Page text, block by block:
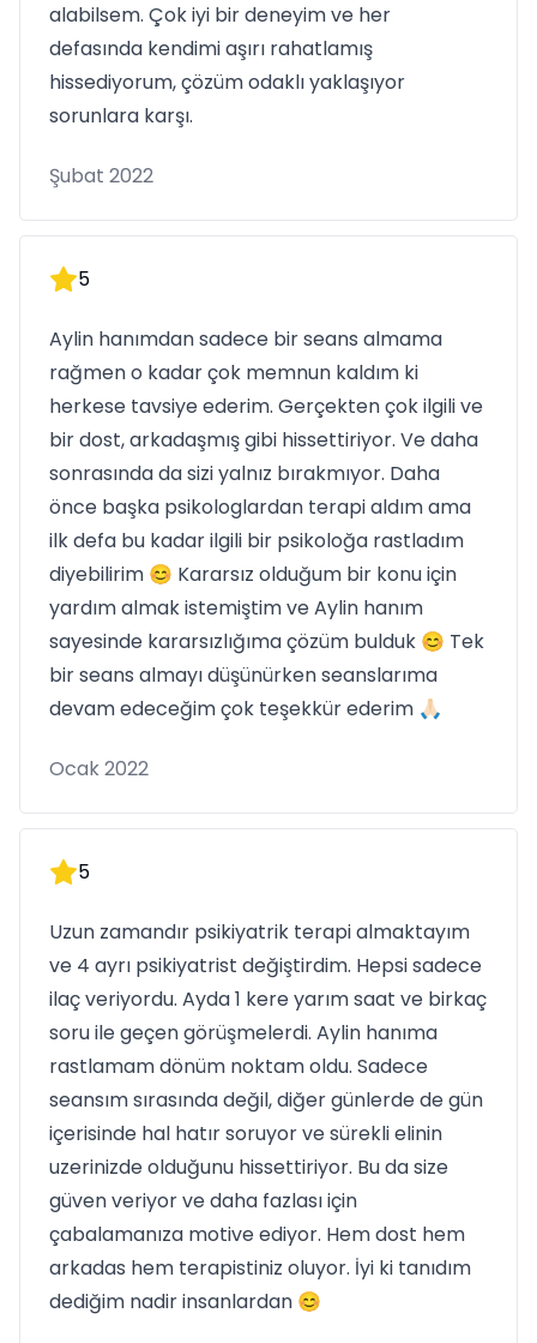
alabilsem. Çok iyi bir deneyim ve her
defasında kendimi aşırı rahatlamış
hissediyorum, çözüm odaklı yaklaşıyor
sorunlara karşı.
Şubat 2022
5
Aylin hanımdan sadece bir seans almama
rağmen o kadar çok memnun kaldım ki
herkese tavsiye ederim. Gerçekten çok ilgili ve
bir dost, arkadaşmış gibi hissettiriyor. Ve daha
sonrasında da sizi yalnız bırakmıyor. Daha
önce başka psikologlardan terapi aldım ama
ilk defa bu kadar ilgili bir psikoloğa rastladım
diyebilirim 😊 Kararsız olduğum bir konu için
yardım almak istemiştim ve Aylin hanım
sayesinde kararsızlığıma çözüm bulduk 😊 Tek
bir seans almayı düşünürken seanslarıma
devam edeceğim çok teşekkür ederim 🙏🏻
Ocak 2022
5
Uzun zamandır psikiyatrik terapi almaktayım
ve 4 ayrı psikiyatrist değiştirdim. Hepsi sadece
ilaç veriyordu. Ayda 1 kere yarım saat ve birkaç
soru ile geçen görüşmelerdi. Aylin hanıma
rastlamam dönüm noktam oldu. Sadece
seansım sırasında değil, diğer günlerde de gün
içerisinde hal hatır soruyor ve sürekli elinin
uzerinizde olduğunu hissettiriyor. Bu da size
güven veriyor ve daha fazlası için
çabalamanıza motive ediyor. Hem dost hem
arkadas hem terapistiniz oluyor. İyi ki tanıdım
dediğim nadir insanlardan 😊